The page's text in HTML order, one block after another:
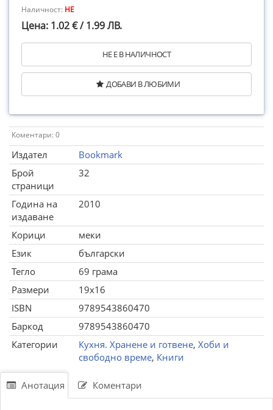
Наличност: НЕ
Цена: 1.02 € / 1.99 ЛВ.
НЕ Е В НАЛИЧНОСТ
ДОБАВИ В ЛЮБИМИ
Коментари: 0
Издател
Bookmark
Брой
страници
32
Година на
издаване
2010
Корици
меки
Език
български
Тегло
69 грама
Размери
19x16
ISBN
9789543860470
Баркод
9789543860470
Категории
Кухня. Хранене и готвене, Хоби и
свободно време, Книги
Анотация Коментари